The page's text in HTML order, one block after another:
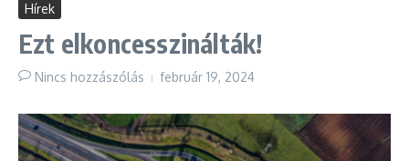
Hírek
Ezt elkoncesszinálták!
Nincs hozzászólás február 19, 2024